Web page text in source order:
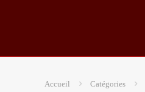
Accueil Catégories